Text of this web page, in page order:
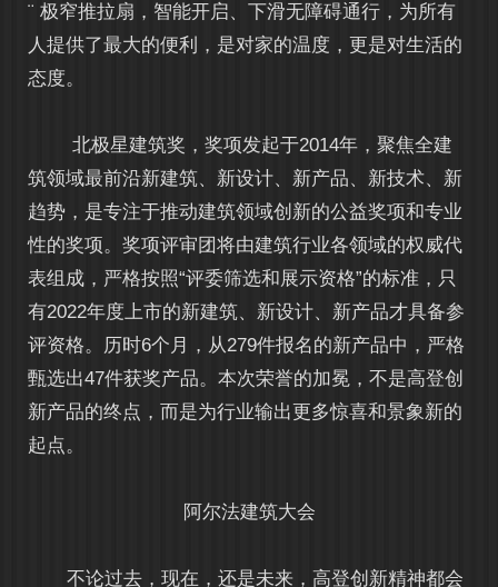
¨ 极窄推拉扇，智能开启、下滑无障碍通行，为所有
人提供了最大的便利，是对家的温度，更是对生活的
态度。
北极星建筑奖，奖项发起于2014年，聚焦全建
筑领域最前沿新建筑、新设计、新产品、新技术、新
趋势，是专注于推动建筑领域创新的公益奖项和专业
性的奖项。奖项评审团将由建筑行业各领域的权威代
表组成，严格按照“评委筛选和展示资格”的标准，只
有2022年度上市的新建筑、新设计、新产品才具备参
评资格。历时6个月，从279件报名的新产品中，严格
甄选出47件获奖产品。本次荣誉的加冕，不是高登创
新产品的终点，而是为行业输出更多惊喜和景象新的
起点。
阿尔法建筑大会
不论过去，现在，还是未来，高登创新精神都会